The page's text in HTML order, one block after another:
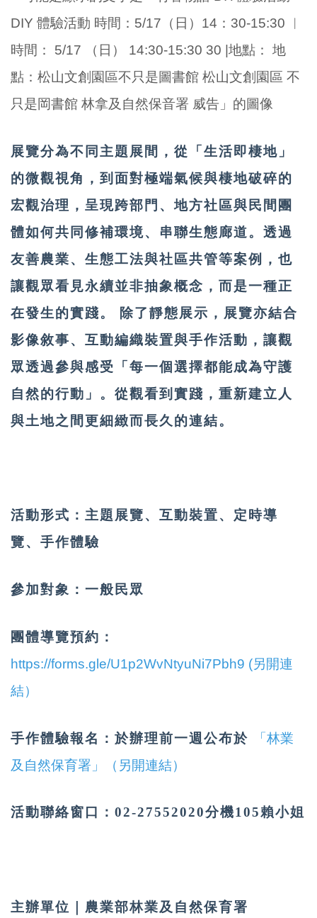
展覽分為不同主題展間，從「生活即棲地」
的微觀視角，到面對極端氣候與棲地破碎的
宏觀治理，呈現跨部門、地方社區與民間團
體如何共同修補環境、串聯生態廊道。透過
友善農業、生態工法與社區共管等案例，也
讓觀眾看見永續並非抽象概念，而是一種正
在發生的實踐。 除了靜態展示，展覽亦結合
影像敘事、互動編織裝置與手作活動，讓觀
眾透過參與感受「每一個選擇都能成為守護
自然的行動」。從觀看到實踐，重新建立人
與土地之間更細緻而長久的連結。
活動形式： 主題展覽、互動裝置、定時導
覽、手作體驗
參加對象： 一般民眾
團體導覽預約 ：
https://forms.gle/U1p2WvNtyuNi7Pbh9 (另開連
結）
手作體驗報名：於辦理前一週公布於
「林業
及自然保育署」（另開連結）
活動聯絡窗口：02-27552020分機105賴小姐
主辦單位｜ 農業部林業及自然保育署